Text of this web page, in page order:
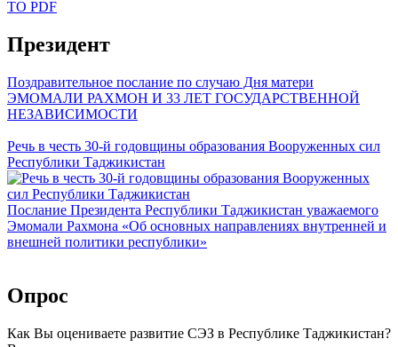
TO PDF
Президент
Поздравительное послание по случаю Дня матери
ЭМОМАЛИ РАХМОН И 33 ЛЕТ ГОСУДАРСТВЕННОЙ
НЕЗАВИСИМОСТИ
Речь в честь 30-й годовщины образования Вооруженных сил
Республики Таджикистан
Послание Президента Республики Таджикистан уважаемого
Эмомали Рахмона «Об основных направлениях внутренней и
внешней политики республики»
Опрос
Как Вы оцениваете развитие СЭЗ в Республике Таджикистан?